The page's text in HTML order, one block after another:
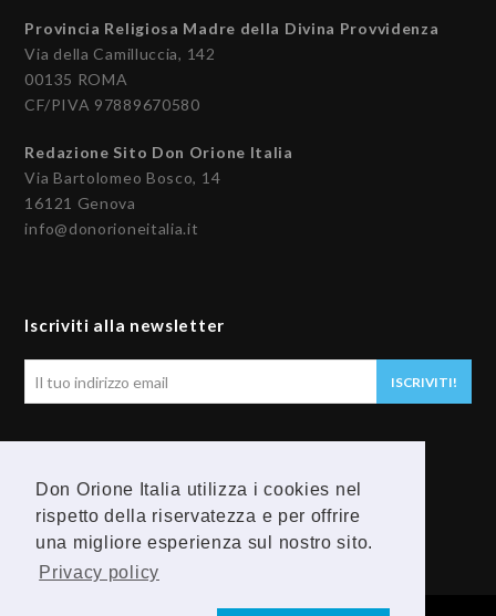
Don Orione Italia utilizza i cookies nel
rispetto della riservatezza e per offrire
una migliore esperienza sul nostro sito.
Privacy policy
Provincia Religiosa Madre della Divina Provvidenza
Via della Camilluccia, 142
00135 ROMA
CF/PIVA 97889670580
Redazione Sito Don Orione Italia
Via Bartolomeo Bosco, 14
16121 Genova
info@donorioneitalia.it
Iscriviti alla newsletter
tuo
ISCRIVITI!
F
Y
o